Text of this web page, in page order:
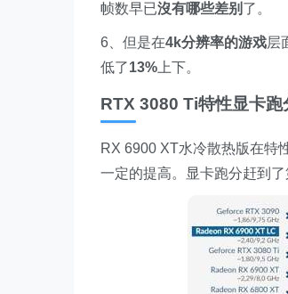
帧数早已沒有哪些差别 了。
6、但是在4k分辨率的游戏层
低了13% 上下。
RTX 3080 Ti特性显卡跑
RX 6900 XT水冷散热版在特
一定的提高。显卡跑分赶到了